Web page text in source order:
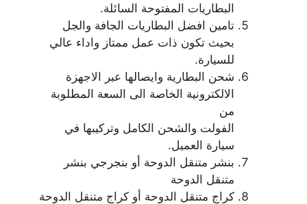
البطاريات المفتوحة السائلة.
تامين افضل البطاريات الجافة والجل
بحيث تكون ذات عمل ممتاز واداء عالي
للسيارة.
شحن البطارية وايصالها عبر الاجهزة
الالكترونية الخاصة الى السعة المطلوبة
من
الفولت والشحن الكامل وتركيبها في
سيارة العميل.
بنشر متنقل الدوحة أو بنجرجي بنشر
متنقل الدوحة
كراج متنقل الدوحة أو كراج متنقل الدوحة